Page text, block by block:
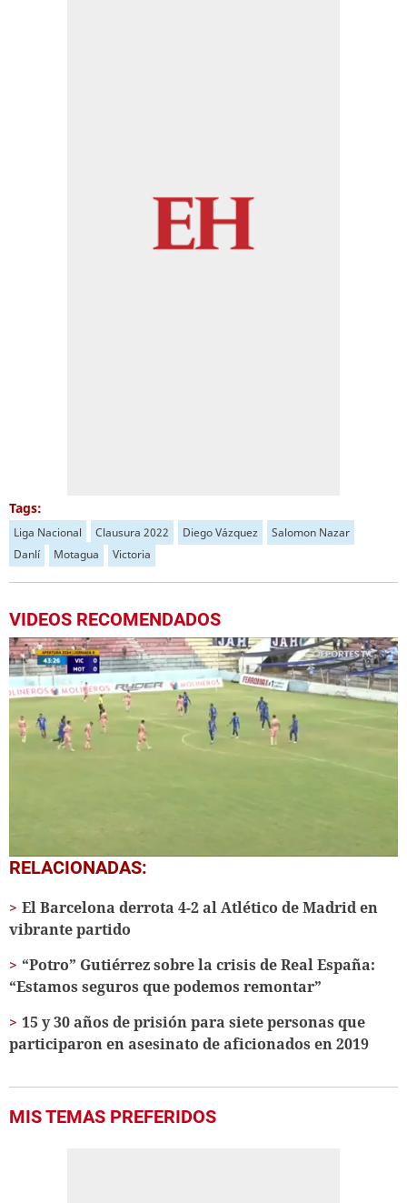
Tags:
Liga Nacional Clausura 2022 Diego Vázquez
Salomon Nazar
Danlí
Motagua Victoria
VIDEOS RECOMENDADOS
0
seconds
1
minute,
20
RELACIONADAS:
El Barcelona derrota 4-2 al Atlético de Madrid en
vibrante partido
“Potro” Gutiérrez sobre la crisis de Real España:
“Estamos seguros que podemos remontar”
15 y 30 años de prisión para siete personas que
participaron en asesinato de aficionados en 2019
MIS TEMAS PREFERIDOS